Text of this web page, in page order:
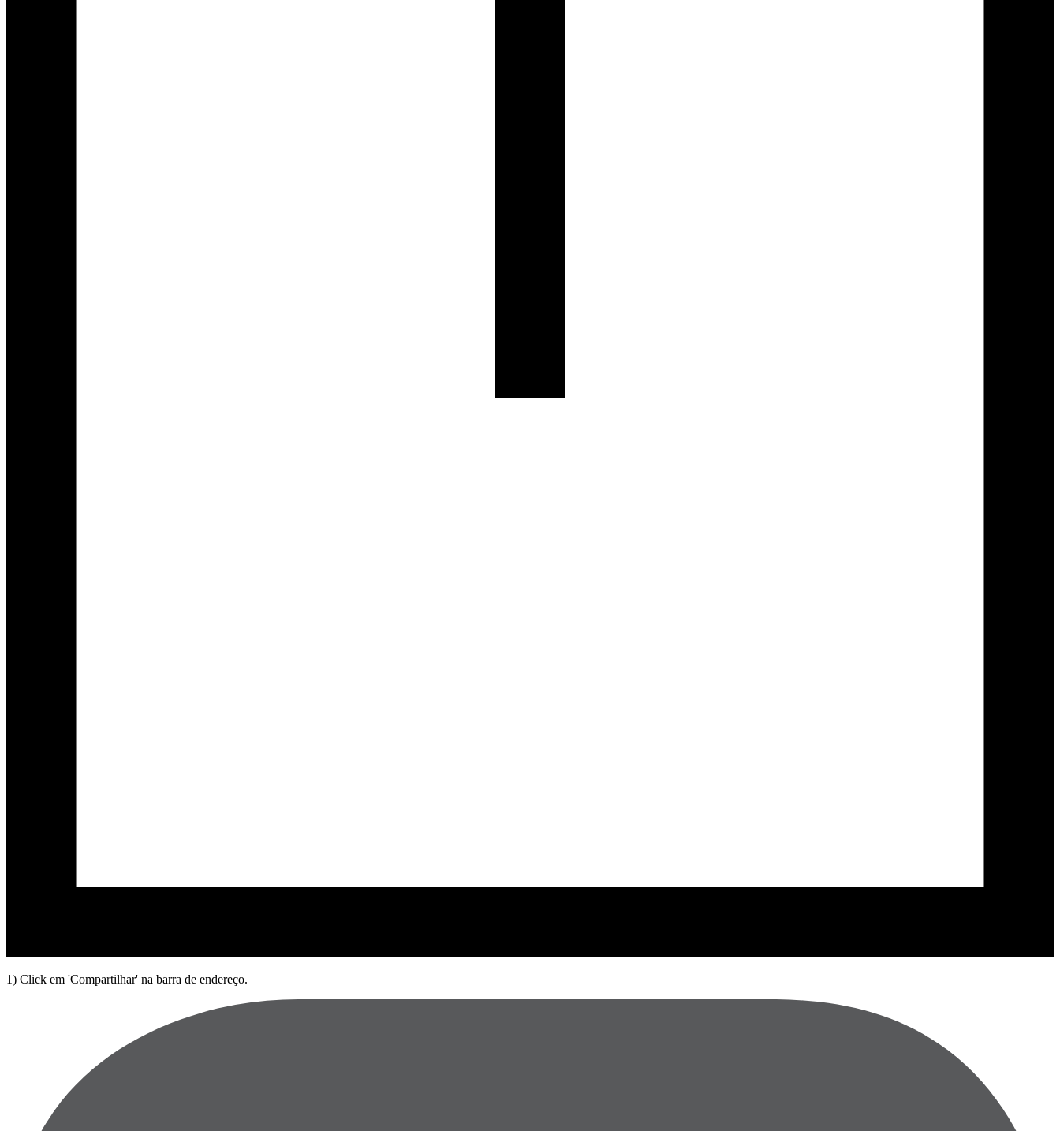
1) Click em 'Compartilhar' na barra de endereço.